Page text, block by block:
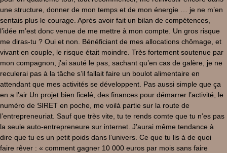
une structure, donner de mon temps et de mon énergie … je ne m’en
sentais plus le courage. Après avoir fait un bilan de compétences,
l’idée m’est donc venue de me mettre à mon compte. Un gros risque
me diras-tu ? Oui et non. Bénéficiant de mes allocations chômage, et
vivant en couple, le risque était moindre. Très fortement soutenue par
mon compagnon, j’ai sauté le pas, sachant qu’en cas de galère, je ne
reculerai pas à la tâche s’il fallait faire un boulot alimentaire en
attendant que mes activités se développent. Pas aussi simple que ça
en a l’air Un projet bien ficelé, des finances pour démarrer l’activité, le
numéro de SIRET en poche, me voilà partie sur la route de
l’entrepreneuriat. Sauf que très vite, tu te rends comte que tu n’es pas
la seule auto-entrepreneure sur internet. J’aurai même tendance à
dire que tu es un petit poids dans l’univers. Ce que tu lis à de quoi
faire rêver : « comment gagner 10 000 euros par mois sans faire